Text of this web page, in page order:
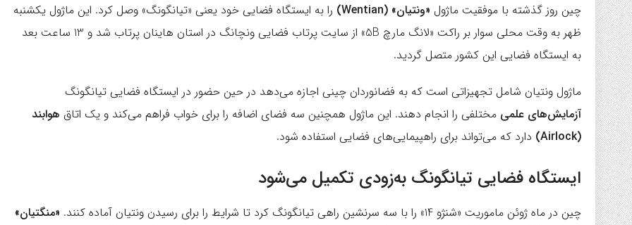
چین روز گذشته با موفقیت ماژول «ونتیان» (Wentian)
را به ایستگاه فضایی خود یعنی «تیانگونگ» وصل کرد. این ماژول یکشنبه
ظهر به وقت محلی سوار بر راکت «لانگ مارچ 5B» از سایت پرتاب فضایی ونچانگ در استان هاینان پرتاب شد و 13 ساعت بعد
به ایستگاه فضایی این کشور متصل گردید.
ماژول ونتیان شامل تجهیزاتی است که به فضانوردان چینی اجازه می‌دهد در حین حضور در ایستگاه فضایی تیانگونگ
آزمایش‌های علمی مختلفی را انجام دهند. این ماژول همچنین سه فضای اضافه را برای خواب فراهم می‌کند و یک اتاق هوابند
(Airlock)
دارد که می‌تواند برای راهپیمایی‌های فضایی استفاده شود.
ایستگاه فضایی تیانگونگ به‌زودی تکمیل می‌شود
چین در ماه ژوئن ماموریت «شنژو 14» را با سه سرنشین راهی تیانگونگ کرد تا شرایط را برای رسیدن ونتیان آماده کنند.
«منگتیان»